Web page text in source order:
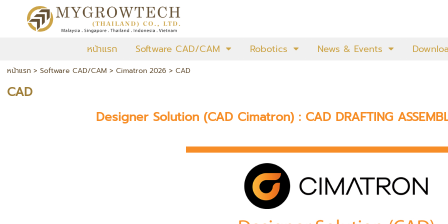
หน้าแรก Software CAD/CAM Robotics News & Events
หน้าแรก > Software CAD/CAM > Cimatron 2026 > CAD
CAD
Designer Solution (CAD Cimatron) : CAD DRAFTING